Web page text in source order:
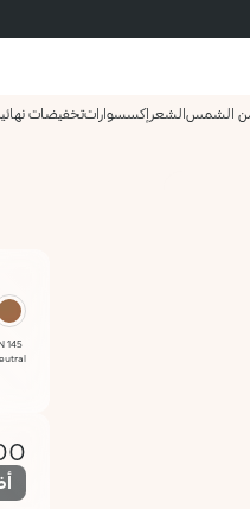
من الشمسالشعر إكسسواراتتخفيضات
N